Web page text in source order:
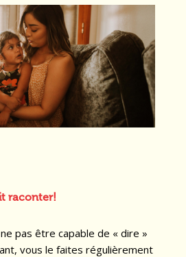
raconter!
pas être capable de « dire »
vous le faites régulièrement